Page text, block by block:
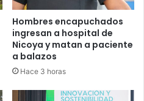
Hombres encapuchados
ingresan a hospital de
Nicoya y matan a paciente
a balazos
Hace 3 horas